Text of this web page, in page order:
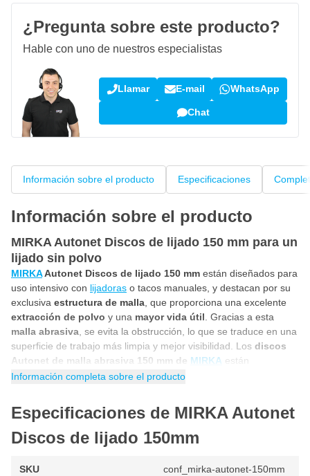
¿Pregunta sobre este producto?
Hable con uno de nuestros especialistas
Llamar E-mail WhatsApp
Chat
Información sobre el producto Especificaciones
Información sobre el producto
MIRKA Autonet Discos de lijado 150 mm para un
lijado sin polvo
MIRKAAutonet Discos de lijado 150 mm están diseñados para
uso intensivo con lijadoras o tacos manuales, y destacan por su
exclusiva estructura de malla, que proporciona una excelente
extracción de polvo y una mayor vida útil. Gracias a esta
malla abrasiva, se evita la obstrucción, lo que se traduce en una
superficie de trabajo más limpia y mejor visibilidad. Los discos
Autonet de malla abrasiva 150 mm de MIRKA están
especialmente desarrollados para la industria de reparación y
en madera, metal y plástico.
Uso versátil en superficies de laca, plástico y
metal
Información completa sobre el producto
Especificaciones de MIRKA Autonet
Discos de lijado 150mm
SKU conf_mirka-autonet-150mm